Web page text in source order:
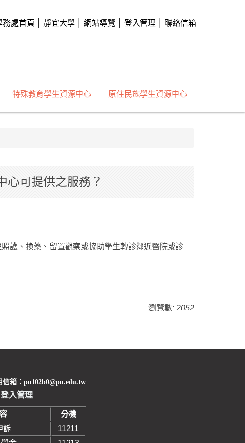
務處首頁 靜宜大學 網站導覽 登入管理 聯絡信箱
特殊教育學生資源中心 原住民族學生資源中心
心可提供之服務？
護、換藥、留置觀察或協助學生轉診鄰近醫院或診
瀏覽數: 2052
箱：pu102b0@pu.edu.tw
登入管理
分機
訴
11211